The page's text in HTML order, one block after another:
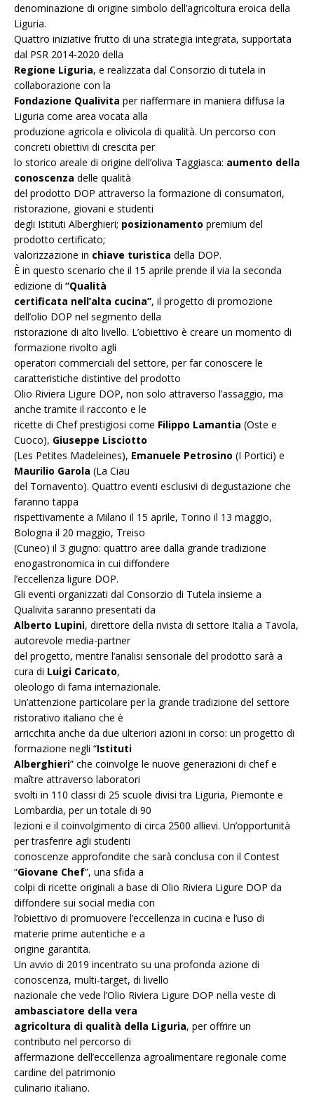
denominazione di origine simbolo dell’agricoltura eroica della
Liguria.
Quattro iniziative frutto di una strategia integrata, supportata
dal PSR 2014-2020 della
Regione Liguria, e realizzata dal Consorzio di tutela in
collaborazione con la
Fondazione Qualivita per riaffermare in maniera diffusa la
Liguria come area vocata alla
produzione agricola e olivicola di qualità. Un percorso con
concreti obiettivi di crescita per
lo storico areale di origine dell’oliva Taggiasca: aumento della
conoscenza delle qualità
del prodotto DOP attraverso la formazione di consumatori,
ristorazione, giovani e studenti
degli Istituti Alberghieri; posizionamento premium del
prodotto certificato;
valorizzazione in chiave turistica della DOP.
È in questo scenario che il 15 aprile prende il via la seconda
edizione di “Qualità
certificata nell’alta cucina”, il progetto di promozione
dell’olio DOP nel segmento della
ristorazione di alto livello. L’obiettivo è creare un momento di
formazione rivolto agli
operatori commerciali del settore, per far conoscere le
caratteristiche distintive del prodotto
Olio Riviera Ligure DOP, non solo attraverso l’assaggio, ma
anche tramite il racconto e le
ricette di Chef prestigiosi come Filippo Lamantia (Oste e
Cuoco), Giuseppe Lisciotto
(Les Petites Madeleines), Emanuele Petrosino (I Portici) e
Maurilio Garola (La Ciau
del Tornavento). Quattro eventi esclusivi di degustazione che
faranno tappa
rispettivamente a Milano il 15 aprile, Torino il 13 maggio,
Bologna il 20 maggio, Treiso
(Cuneo) il 3 giugno: quattro aree dalla grande tradizione
enogastronomica in cui diffondere
l’eccellenza ligure DOP.
Gli eventi organizzati dal Consorzio di Tutela insieme a
Qualivita saranno presentati da
Alberto Lupini, direttore della rivista di settore Italia a Tavola,
autorevole media-partner
del progetto, mentre l’analisi sensoriale del prodotto sarà a
cura di Luigi Caricato,
oleologo di fama internazionale.
Un’attenzione particolare per la grande tradizione del settore
ristorativo italiano che è
arricchita anche da due ulteriori azioni in corso: un progetto di
formazione negli “Istituti
Alberghieri” che coinvolge le nuove generazioni di chef e
maître attraverso laboratori
svolti in 110 classi di 25 scuole divisi tra Liguria, Piemonte e
Lombardia, per un totale di 90
lezioni e il coinvolgimento di circa 2500 allievi. Un’opportunità
per trasferire agli studenti
conoscenze approfondite che sarà conclusa con il Contest
“Giovane Chef”, una sfida a
colpi di ricette originali a base di Olio Riviera Ligure DOP da
diffondere sui social media con
l’obiettivo di promuovere l’eccellenza in cucina e l’uso di
materie prime autentiche e a
origine garantita.
Un avvio di 2019 incentrato su una profonda azione di
conoscenza, multi-target, di livello
nazionale che vede l’Olio Riviera Ligure DOP nella veste di
ambasciatore della vera
agricoltura di qualità della Liguria, per offrire un
contributo nel percorso di
affermazione dell’eccellenza agroalimentare regionale come
cardine del patrimonio
culinario italiano.